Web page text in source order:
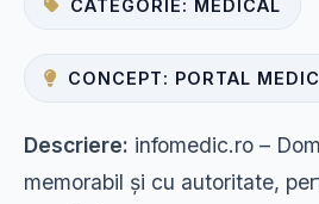
CATEGORIE: MEDICAL
CONCEPT: PORTAL
Descriere: infomedic.ro –
memorabil și cu autoritate,